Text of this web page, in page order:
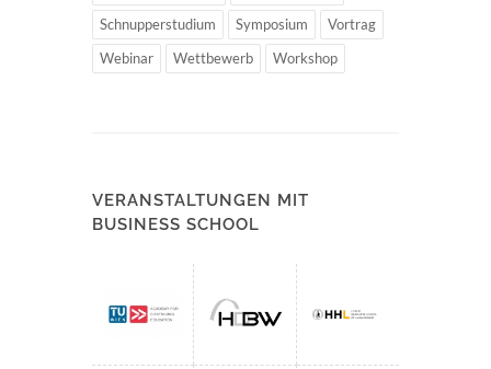
Schnupperstudium
Symposium
Vortrag
Webinar
Wettbewerb Workshop
VERANSTALTUNGEN MIT
BUSINESS SCHOOL